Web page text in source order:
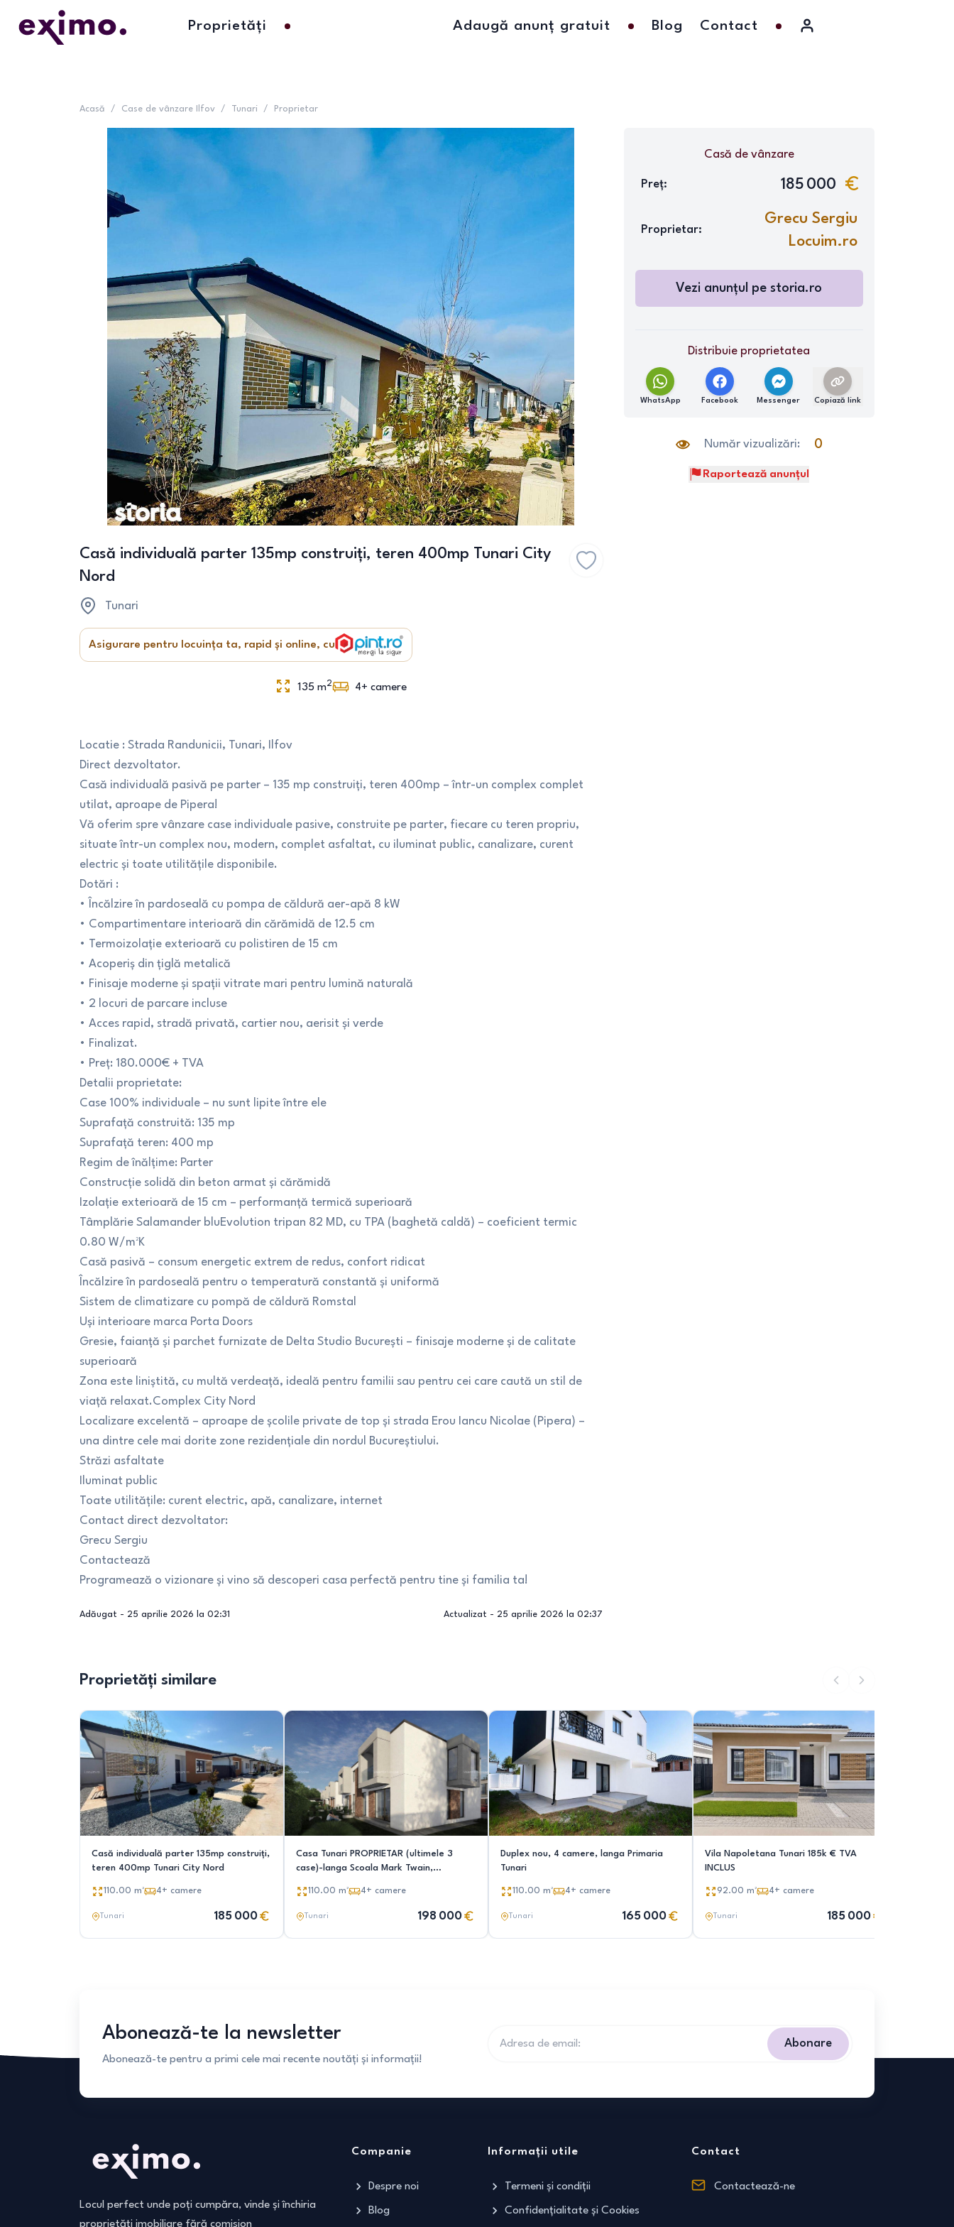
Proprietăți Adaugă anunț gratuit Blog Contact
Acasă / Case de vânzare Ilfov / Tunari / Proprietar
Casă individuală parter 135mp construiți, teren 400mp Tunari City
Nord
Tunari
Asigurare pentru locuința ta, rapid și online, cu
135 m2 4+ camere
Locatie : Strada Randunicii, Tunari, Ilfov
Direct dezvoltator.
Casă individuală pasivă pe parter – 135 mp construiți, teren 400mp – într-un complex complet
utilat, aproape de Pipera!
Vă oferim spre vânzare case individuale pasive, construite pe parter, fiecare cu teren propriu,
situate într-un complex nou, modern, complet asfaltat, cu iluminat public, canalizare, curent
electric și toate utilitățile disponibile.
Dotări :
• Încălzire în pardoseală cu pompa de căldură aer-apă 8 kW
• Compartimentare interioară din cărămidă de 12.5 cm
• Termoizolație exterioară cu polistiren de 15 cm
• Acoperiș din țiglă metalică
• Finisaje moderne și spații vitrate mari pentru lumină naturală
• 2 locuri de parcare incluse
• Acces rapid, stradă privată, cartier nou, aerisit și verde
• Finalizat.
• Preț: 180.000€ + TVA
Detalii proprietate:
Case 100% individuale – nu sunt lipite între ele
Suprafață construită: 135 mp
Suprafață teren: 400 mp
Regim de înălțime: Parter
Construcție solidă din beton armat și cărămidă
Izolație exterioară de 15 cm – performanță termică superioară
Tâmplărie Salamander bluEvolution tripan 82 MD, cu TPA (baghetă caldă) – coeficient termic
0.80 W/m²K
Casă pasivă – consum energetic extrem de redus, confort ridicat
Încălzire în pardoseală pentru o temperatură constantă și uniformă
Sistem de climatizare cu pompă de căldură Romstal
Uși interioare marca Porta Doors
Gresie, faianță și parchet furnizate de Delta Studio București – finisaje moderne și de calitate
superioară
Zona este liniștită, cu multă verdeață, ideală pentru familii sau pentru cei care caută un stil de
viață relaxat.Complex City Nord
Localizare excelentă – aproape de școlile private de top și strada Erou Iancu Nicolae (Pipera) –
una dintre cele mai dorite zone rezidențiale din nordul Bucureștiului.
Străzi asfaltate
Iluminat public
Toate utilitățile: curent electric, apă, canalizare, internet
Contact direct dezvoltator:
Grecu Sergiu
Contactează
Programează o vizionare și vino să descoperi casa perfectă pentru tine și familia ta!
Adăugat - 25 aprilie 2026 la 02:31 Actualizat - 25 aprilie 2026 la 02:37
Casă de vânzare
Preț: 185 000
Proprietar:
Grecu Sergiu
Locuim.ro
Vezi anunțul pestoria.ro
Distribuie proprietatea
WhatsApp Facebook Messenger Copiază link
Număr vizualizări: 0
Raportează anunțul
Proprietăți similare
Casă individuală parter 135mp construiți,
teren 400mp Tunari City Nord
110.00 m² 4+ camere
Tunari 185 000
Casa Tunari PROPRIETAR (ultimele 3
case)-langa Scoala Mark Twain,
110.00 m² 4+ camere
Tunari 198 000
Duplex nou, 4 camere, langa Primaria
Tunari
110.00 m² 4+ camere
Tunari 165 000
Vila Napoletana Tunari 185k € TVA
INCLUS
92.00 m² 4+ camere
Tunari 185 000
Abonează-te la newsletter
Abonează-te pentru a primi cele mai recente noutăți și informații!
Abonare
Locul perfect unde poți cumpăra, vinde și închiria
proprietăți imobiliare fără comision
Companie
Despre noi
Blog
Informații utile
Termeni și condiții
Confidențialitate și Cookies
Contact
Contactează-ne